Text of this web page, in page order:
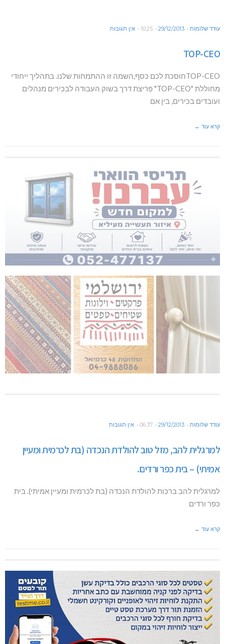
עודד שלומות 29/12/2013
10:25 אין תגובות
TOP-CEO
TOP-CEOחוסכת לכם כסף,השמה זו ההתמחות שלנו. בתהליך ייחודי
מחוללת "TOP-CEO" פריצת דרך בשוק העבודה לבכירים מנהלים
ועובדים בכירים, בין אם
קרא עוד ←
עודד שלומות 29/12/2013
06:37 אין תגובות
למרגלית להב, מזל טוב להולדת הנכדה (בת לכרמית ומעיין
אמיתי) – בית כפר ורדים.
למרגלית להב ברכות להולדת הנכדה (בת לכרמית ומעיין אמיתי). בית
כפר ורדים
קרא עוד ←